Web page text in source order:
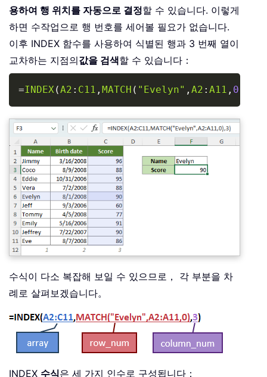
용하여 행 위치를 자동으로 결정할 수 있습니다. 이렇게
하면 수작업으로 행 번호를 세어볼 필요가 없습니다.
이후 INDEX 함수를 사용하여 식별된 행과 3 번째 열이
교차하는 지점의값을 검색할 수 있습니다：
=INDEX (A2 : C11 , MATCH ( "Evelyn" , A2 : A11 , 0
Copy
수식이 다소 복잡해 보일 수 있으므로， 각 부분을 차
례로 살펴보겠습니다。
INDEX 수식은 세 가지 인수로 구성됩니다：